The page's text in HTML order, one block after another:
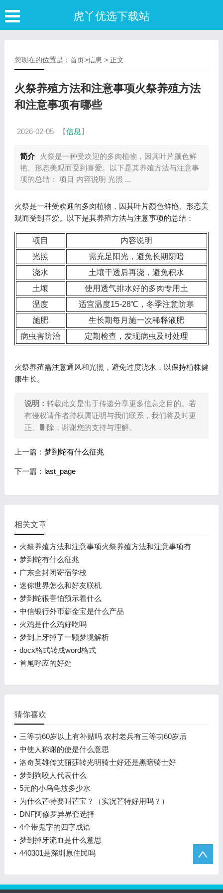
虎丫优选下载站
您现在的位置是： 首页>信息 > 正文
火祭养殖方法和注意事项火祭养殖方法
和注意事项有哪些
2026-02-05 【信息 】
简介
火祭是一种受欢迎的多肉植物，因其叶片颜色鲜
艳、形态美观而受到喜爱。以下是其养殖方法与注意事
项的总结： 项目 内容说明 光照 ...
火祭是一种受欢迎的多肉植物，因其叶片颜色鲜艳、形态美
观而受到喜爱。以下是其养殖方法与注意事项的总结：
项目
内容说明
光照
需充足阳光，避免长期阴暗
浇水
土壤干透后再浇，避免积水
土壤
使用透气排水好的多肉专用土
温度
适宜温度15-28℃，冬季注意防寒
施肥
生长期每月施一次稀释液肥
病虫害防治
定期检查，发现病虫及时处理
火祭养殖需注意通风和光照，避免过度浇水，以保持植株健
康生长。
说明： 转载此文是出于传递分享更多信息之目的。若
有侵权请作者持权属证明与我们联系，我们将及时更
正、删除，谢谢您的支持与理解。
上一篇： 梦到蛇有什么征兆
下一篇： last_page
相关文章
火祭养殖方法和注意事项火祭养殖方法和注意事项有
哪些
梦到蛇有什么征兆
广东全封闭寄宿学校
迷你世界怎么和好友联机
梦到蛇很害怕预示着什么
中信银行外币薪金宝是什么产品
火鸡是什么鸡好吃吗
梦到上牙掉了一颗梦境解析
docx格式转成word格式
首尾呼应的好处
猜你喜欢
三等功60岁以上有补贴吗 农村老兵有三等功60岁后
怎样补助
中使人称谢的使是什么意思
洛奇英雄传艾丽莎转光明骑士好还是黑暗骑士好
梦到狗咬人代表什么
5元的小乌龟放多少水
为什么芒特要叫芒宝？（实况芒特好用吗？）
DNF阿修罗异界套选择
4个带鬼字的四字成语
梦到掉牙流血是什么意思
440301是深圳原住民吗